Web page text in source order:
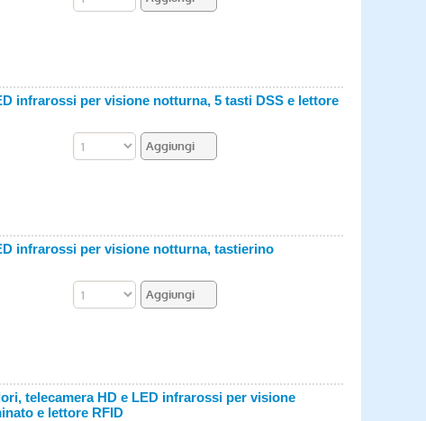
infrarossi per visione notturna, 5 tasti DSS e lettore
infrarossi per visione notturna, tastierino
telecamera HD e LED infrarossi per visione
e lettore RFID